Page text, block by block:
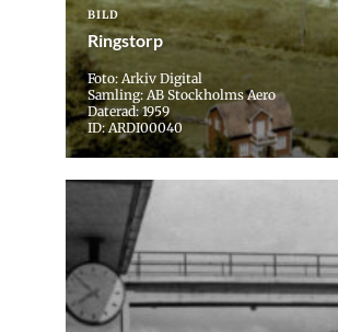
BILD
Ringstorp
Foto: Arkiv Digital
Samling: AB Stockholms Aero
Daterad: 1959
ID: ARDI00040